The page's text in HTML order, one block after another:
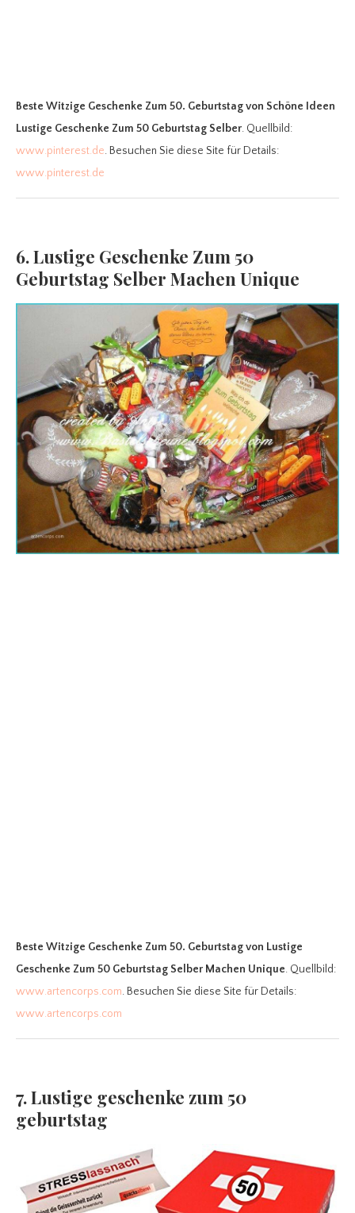
Beste Witzige Geschenke Zum 50. Geburtstagvon Schöne Ideen
Lustige Geschenke Zum 50 Geburtstag Selber. Quellbild:
www.pinterest.de. Besuchen Sie diese Site für Details:
www.pinterest.de
6. Lustige Geschenke Zum 50
Geburtstag Selber Machen Unique
Beste Witzige Geschenke Zum 50. Geburtstagvon Lustige
Geschenke Zum 50 Geburtstag Selber Machen Unique. Quellbild:
www.artencorps.com. Besuchen Sie diese Site für Details:
www.artencorps.com
7. Lustige geschenke zum 50
geburtstag